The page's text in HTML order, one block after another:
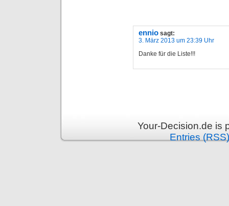
ennio sagt:
3. März 2013 um 23:39 Uhr
Danke für die Liste!!!
Your-Decision.de is
Entries (RSS)